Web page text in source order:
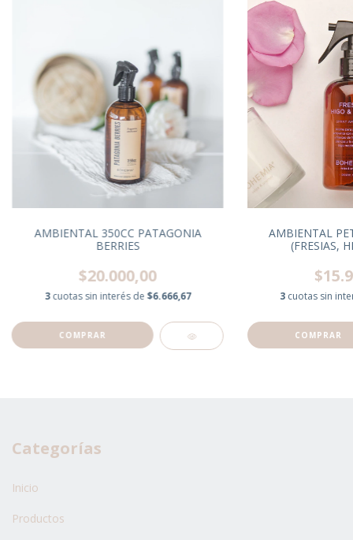
AMBIENTAL 350CC PATAGONIA
BERRIES
$20.000,00
3 cuotas sin interés de$6.666,67
AMBIENTAL
(FRESIAS,
3 cuotas sin
Categorías
Inicio
Productos